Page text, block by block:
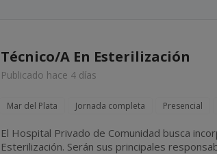
Técnico/A En Esterilización
Publicado hace 4 días
Mar del Plata Jornada completa Presencial
El Hospital Privado de Comunidad busca
Esterilización. Serán sus principales responsabilidades: Manejo de esterilizadoras Statim **** y